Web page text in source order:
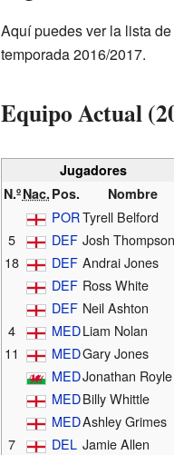
Aquí puedes ver la lista
temporada 2016/2017.
Equipo Actual
Jugadores
N.ºNac. Pos. Nombre
PORTyrell Belford
5
DEF Josh Thompson
18
DEF Andrai Jones
DEF Ross White
DEF Neil Ashton
4
MEDLiam Nolan
11
MEDGary Jones
MEDJonathan Royle
MEDBilly Whittle
MEDAshley Grimes
7
DEL Jamie Allen